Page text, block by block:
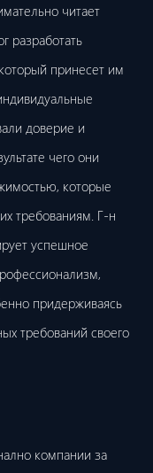
читает
разработать
принесет им
доверие и
чего они
которые
требованиям. Г-н
успешное
придерживаясь
требований своего
компании за